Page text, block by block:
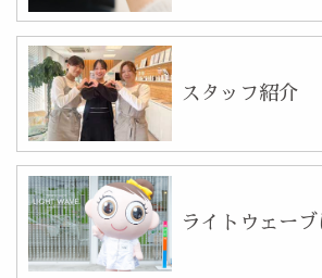
スタッフ紹介
ライトウェーブ